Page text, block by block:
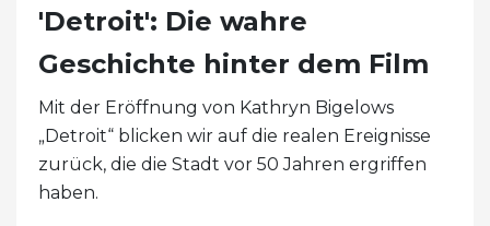
'Detroit': Die wahre
Geschichte hinter dem Film
Mit der Eröffnung von Kathryn Bigelows
„Detroit“ blicken wir auf die realen Ereignisse
zurück, die die Stadt vor 50 Jahren ergriffen
haben.